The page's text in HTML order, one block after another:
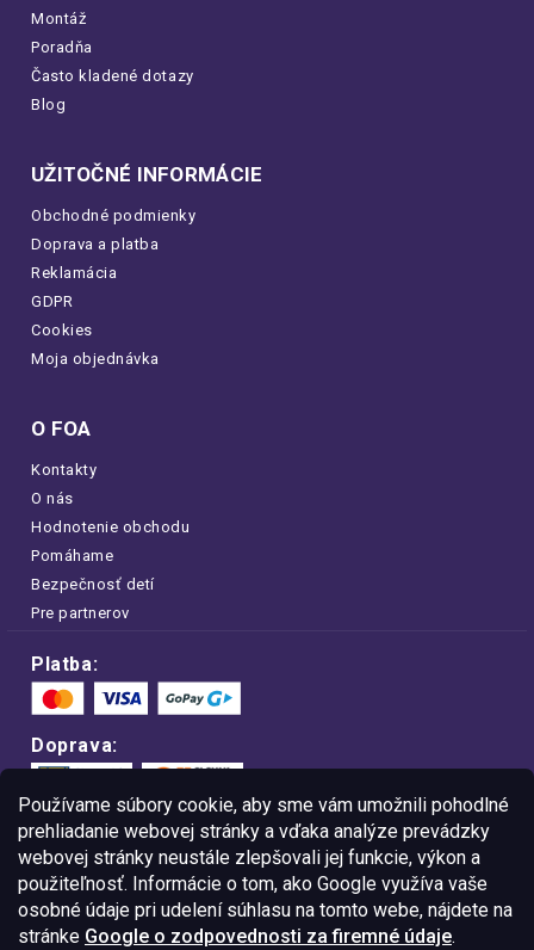
Používame súbory cookie, aby sme vám umožnili pohodlné
prehliadanie webovej stránky a vďaka analýze prevádzky
webovej stránky neustále zlepšovali jej funkcie, výkon a
použiteľnosť. Informácie o tom, ako Google využíva vaše
osobné údaje pri udelení súhlasu na tomto webe, nájdete na
stránke Google o zodpovednosti za firemné údaje.
Montáž
Poradňa
Často kladené dotazy
Blog
UŽITOČNÉ INFORMÁCIE
Obchodné podmienky
Doprava a platba
Reklamácia
GDPR
Cookies
Moja objednávka
O FOA
Kontakty
O nás
Hodnotenie obchodu
Pomáhame
Bezpečnosť detí
Pre partnerov
Platba:
Doprava:
Nakupujte na FOA bezpečne a bez obáv.
Vďaka protokolu HTTPS sú vaše citlivé
dáta v úplnom bezpečí.